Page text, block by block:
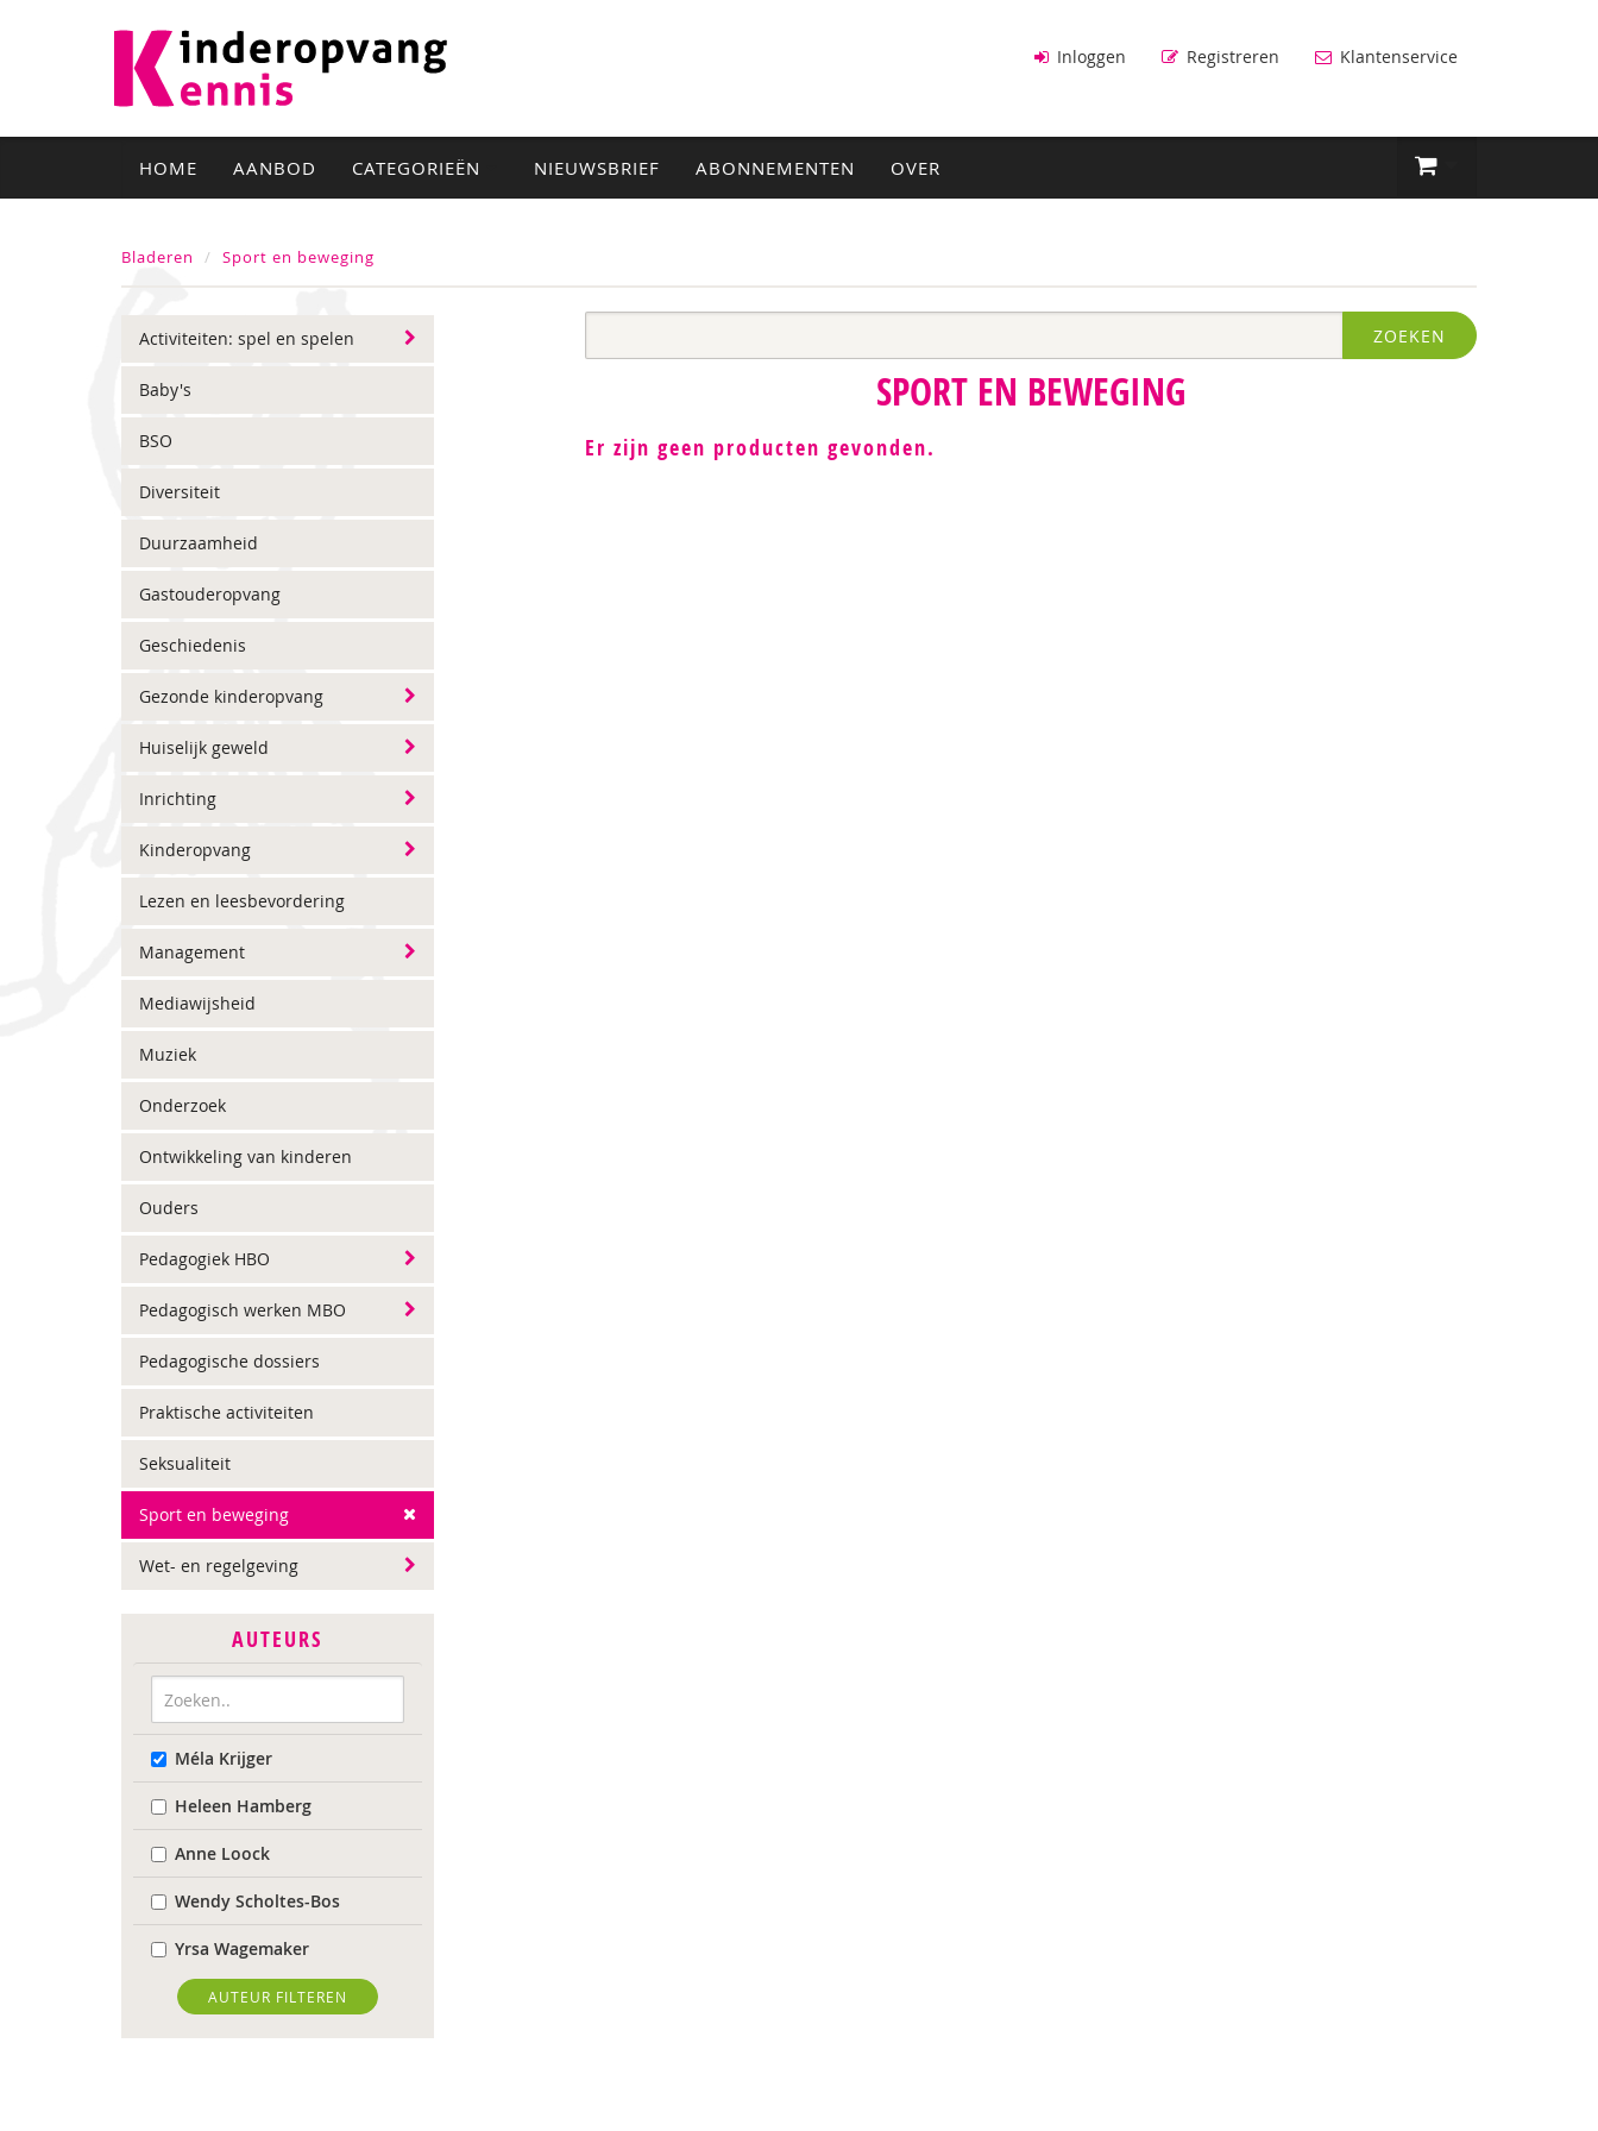
Inloggen Registreren Klantenservice
HOME AANBOD CATEGORIEËN NIEUWSBRIEF ABONNEMENTEN OVER
Bladeren Sport en beweging
Activiteiten: spel en spelen
Baby's
BSO
Diversiteit
Duurzaamheid
Gastouderopvang
Geschiedenis
Gezonde kinderopvang
Huiselijk geweld
Inrichting
Kinderopvang
Lezen en leesbevordering
Management
Mediawijsheid
Muziek
Onderzoek
Ontwikkeling van kinderen
Ouders
Pedagogiek HBO
Pedagogisch werken MBO
Pedagogische dossiers
Praktische activiteiten
Seksualiteit
Sport en beweging
Wet- en regelgeving
AUTEURS
Méla Krijger
Heleen Hamberg
Anne Loock
Wendy Scholtes-Bos
Yrsa Wagemaker
AUTEUR FILTEREN
ZOEKEN
SPORT EN BEWEGING
Er zijn geen producten gevonden.